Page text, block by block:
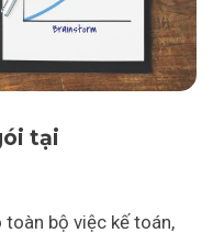
tại
bộ việc kế toán,